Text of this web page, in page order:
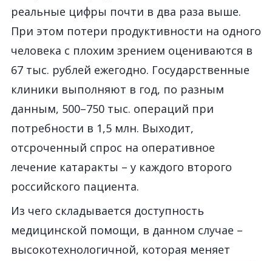
реальные цифры почти в два раза выше.
При этом потери продуктивности на одного
человека с плохим зрением оцениваются в
67 тыс. рублей ежегодно. Государственные
клиники выполняют в год, по разным
данным, 500–750 тыс. операций при
потребности в 1,5 млн. Выходит,
отсроченный спрос на оперативное
лечение катаракты – у каждого второго
российского пациента.
Из чего складывается доступность
медицинской помощи, в данном случае –
высокотехнологичной, которая меняет